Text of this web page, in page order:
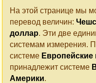
На этой странице мы
перевод величин:
доллар. Эти две
системам измерения.
системе
принадлежит системе
Америки.